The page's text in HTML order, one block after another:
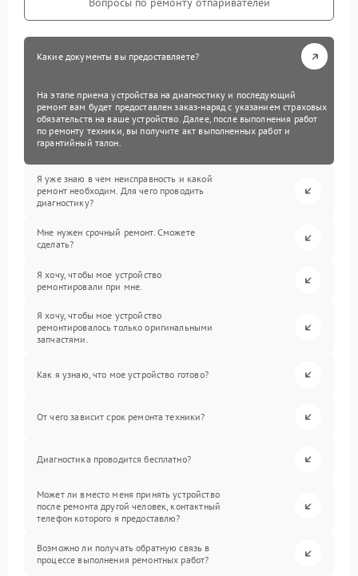
Какие документы вы предоставляете?
На этапе приема устройства на диагностику и последующий
ремонт вам будет предоставлен заказ-наряд с указанием страховых
обязательств на ваше устройство. Далее, после выполнения работ
по ремонту техники, вы получите акт выполненных работ и
гарантийный талон.
Я уже знаю в чем неисправность и какой
ремонт необходим. Для чего проводить
диагностику?
Мне нужен срочный ремонт. Сможете
сделать?
Я хочу, чтобы мое устройство
ремонтировали при мне.
Я хочу, чтобы мое устройство
ремонтировалось только оригинальными
запчастями.
Как я узнаю, что мое устройство готово?
От чего зависит срок ремонта техники?
Диагностика проводится бесплатно?
Может ли вместо меня принять устройство
после ремонта другой человек, контактный
телефон которого я предоставлю?
Возможно ли получать обратную связь в
процессе выполнения ремонтных работ?